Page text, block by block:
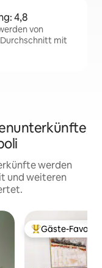
4,8
von
mit
werden
und weiteren
Beliebter Gäste-
Gäste-Favorit